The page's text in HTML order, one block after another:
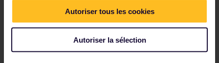
Autoriser tous les cookies
Autoriser la sélection
Découvrez le nouveau Pass
Global Plus